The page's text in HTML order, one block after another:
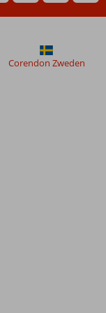
Corendon Zweden